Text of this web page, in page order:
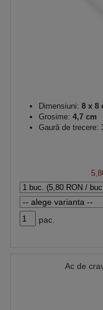
Dimensiuni: 8 x 8
Grosime: 4,7 cm
Gaură de trecere:
pac.
Ac de